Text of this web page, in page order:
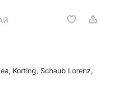
Korting, Schaub Lorenz,